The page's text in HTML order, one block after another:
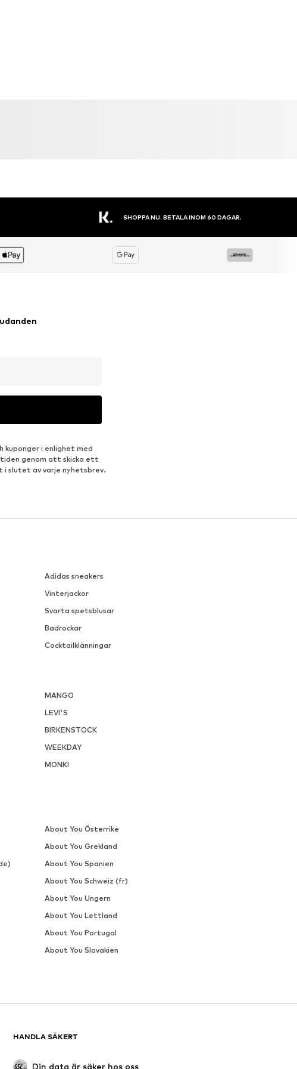
STORT SORTIMENT
kuponger i enlighet med
genom att skicka ett
slutet av varje nyhetsbrev.
Adidas sneakers
Vinterjackor
Svarta spetsblusar
Badrockar
Cocktailklänningar
MANGO
LEVI'S
BIRKENSTOCK
WEEKDAY
MONKI
HANDLA SÄKERT
Din data är säker hos oss
About You Österrike
About You Grekland
About You Spanien
About You Schweiz (fr)
About You Ungern
About You Lettland
About You Portugal
About You Slovakien